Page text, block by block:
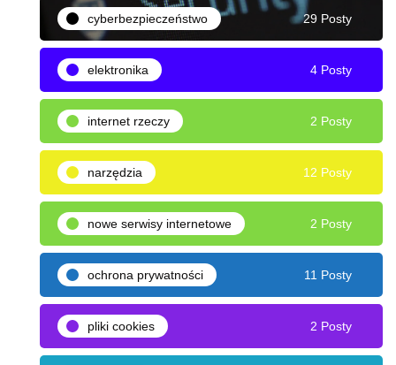
cyberbezpieczeństwo 29 Posty
elektronika 4 Posty
internet rzeczy 2 Posty
narzędzia 12 Posty
nowe serwisy internetowe 2 Posty
ochrona prywatności 11 Posty
pliki cookies 2 Posty